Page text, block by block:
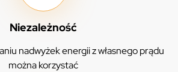
Niezależność
nadwyżek energii z własnego prądu
można korzystać